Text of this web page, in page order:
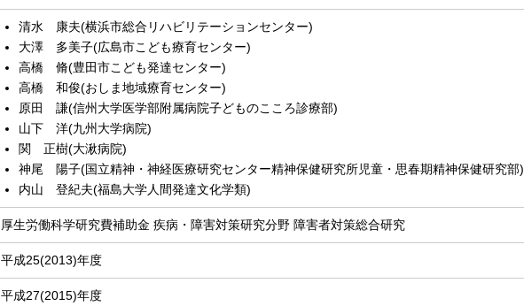
清水 康夫(横浜市総合リハビリテーションセンター)
大澤 多美子(広島市こども療育センター)
高橋 脩(豊田市こども発達センター)
高橋 和俊(おしま地域療育センター)
原田 謙(信州大学医学部附属病院子どものこころ診療部)
山下 洋(九州大学病院)
関 正樹(大湫病院)
神尾 陽子(国立精神・神経医療研究センター精神保健研究所児童・思春期精神保健研究部)
内山 登紀夫(福島大学人間発達文化学類)
厚生労働科学研究費補助金 疾病・障害対策研究分野 障害者対策総合研究
平成25(2013)年度
平成27(2015)年度